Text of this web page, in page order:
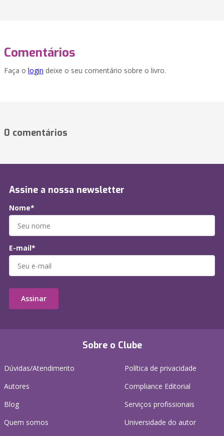
Comentários
Faça o login deixe o seu comentário sobre o livro.
0 comentários
Sobre o Clube
Dúvidas/Atendimento
Autores
Blog
Quem somos
Política de privacidade
Compliance Editorial
Serviços profissionais
Universidade do autor
Assine a nossa newsletter
Nome*
E-mail*
Assinar